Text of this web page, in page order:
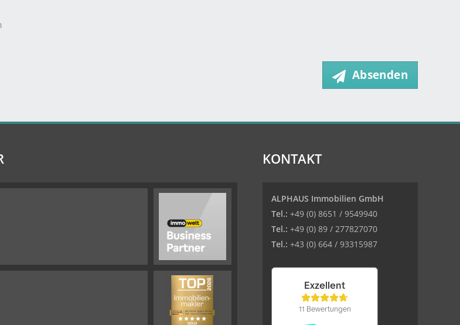
Absenden
KONTAKT
ALPHAUS Immobilien GmbH
Tel.: +49 (0) 8651 / 9549940
Tel.: +49 (0) 89 / 277827070
Tel.: +43 (0) 664 / 93315987